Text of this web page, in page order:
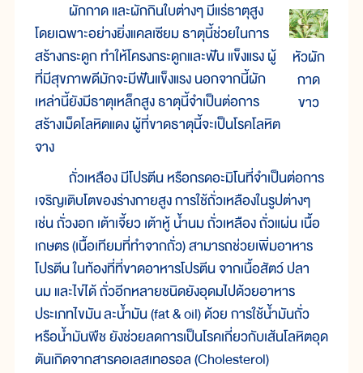
ผักกาด และผักกินใบต่างๆ มีแร่ธาตุสูง
โดยเฉพาะอย่างยิ่งแคลเซียม ธาตุนี้ช่วยในการ
สร้างกระดูก ทำให้โครงกระดูกและฟัน แข็งแรง ผู้
ที่มีสุขภาพดีมักจะมีฟันแข็งแรง นอกจากนี้ผัก
เหล่านี้ยังมีธาตุเหล็กสูง ธาตุนี้จำเป็นต่อการ
สร้างเม็ดโลหิตแดง ผู้ที่ขาดธาตุนี้จะเป็นโรคโลหิต
จาง
หัวผัก
กาด
ขาว
ถั่วเหลือง มีโปรตีน หรือกรดอะมิโนที่จำเป็นต่อการ
เจริญเติบโตของร่างกายสูง การใช้ถั่วเหลืองในรูปต่างๆ
เช่น ถั่วงอก เต้าเจี้ยว เต้าหู้ น้ำนม ถั่วเหลือง ถั่วแผ่น เนื้อ
เกษตร (เนื้อเทียมที่ทำจากถั่ว) สามารถช่วยเพิ่มอาหาร
โปรตีน ในท้องที่ที่ขาดอาหารโปรตีน จากเนื้อสัตว์ ปลา
นม และไข่ได้ ถั่วอีกหลายชนิดยังอุดมไปด้วยอาหาร
ประเภทไขมัน ละน้ำมัน (fat & oil) ด้วย การใช้น้ำมันถั่ว
หรือน้ำมันพืช ยังช่วยลดการเป็นโรคเกี่ยวกับเส้นโลหิตอุด
ตันเกิดจากสารคอเลสเทอรอล (Cholesterol)